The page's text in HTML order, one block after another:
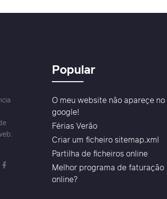
Popular
O meu website não apareçe no
google!
Férias Verão
Criar um ficheiro sitemap.xml
Partilha de ficheiros online
Melhor programa de faturação
online?